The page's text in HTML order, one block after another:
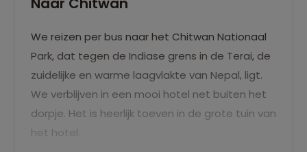
We reizen per bus naar het Chitwan Nationaal
Park, dat tegen de Indiase grens in de Terai, de
zuidelijke en warme laagvlakte van Nepal, ligt.
We verblijven in een mooi hotel net buiten het
dorpje. Het is heerlijk toeven in de grote tuin van
het hotel.